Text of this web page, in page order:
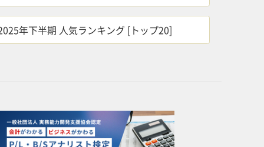
年下半期 人気ランキング [トップ20]